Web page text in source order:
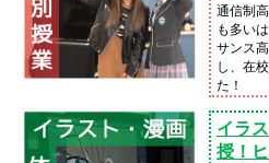
通信制
も多い
サンス
し、在
た！
イラ
授！